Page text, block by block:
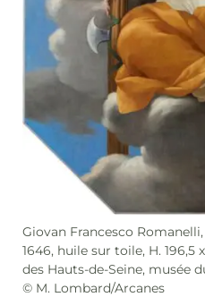
Giovan Francesco Romanelli,
1646, huile sur toile, H. 196,5
des Hauts-de-Seine, musée
© M. Lombard/Arcanes